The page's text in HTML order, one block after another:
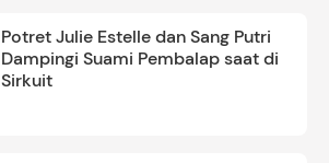
Potret Julie Estelle dan Sang Putri
Dampingi Suami Pembalap saat di
Sirkuit